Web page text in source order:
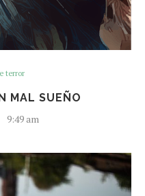
terror
MAL SUEÑO
9:49 am